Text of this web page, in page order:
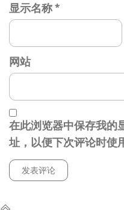
显示名称*
网站
在此浏览器中保存我的
址，以便下次评论时使